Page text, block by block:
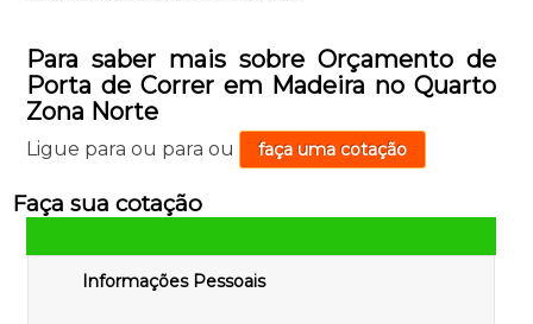
Para saber mais sobre Orçamento de
Porta de Correr em Madeira no Quarto
Zona Norte
Ligue para ou para ou faça uma cotação
Faça sua cotação
Informações Pessoais